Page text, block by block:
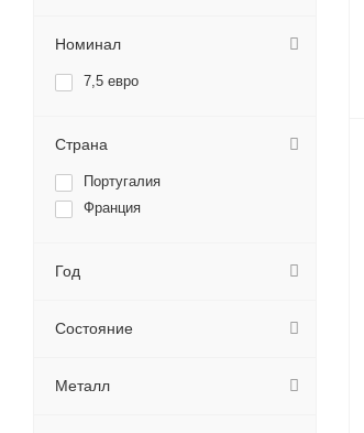
Номинал
7,5 евро
Страна
Португалия
Франция
Год
Состояние
Металл